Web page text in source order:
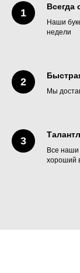
Всегда
Наши
недели
Мы
Все
хороший